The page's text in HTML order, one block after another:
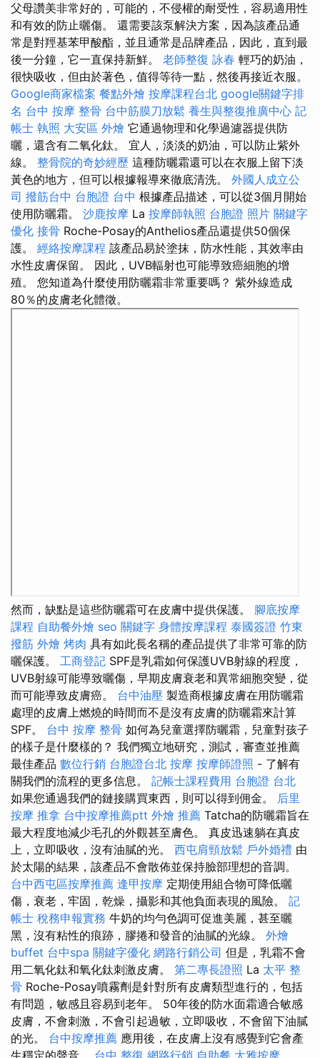
父母讚美非常好的，可能的，不侵權的耐受性，容易適用性
和有效的防止曬傷。 還需要該泵解決方案，因為該產品通
常是對羥基苯甲酸酯，並且通常是品牌產品，因此，直到最
後一分鐘，它一直保持新鮮。 老師整復 詠春 輕巧的奶油，
很快吸收，但由於著色，值得等待一點，然後再接近衣服。
Google商家檔案 餐點外燴 按摩課程台北 google關鍵字排
名 台中 按摩 整骨 台中筋膜刀放鬆 養生與整復推廣中心 記
帳士 執照 大安區 外燴 它通過物理和化學過濾器提供防
曬，還含有二氧化鈦。 宜人，淡淡的奶油，可以防止紫外
線。 整骨院的奇妙經歷 這種防曬霜還可以在衣服上留下淡
黃色的地方，但可以根據報導來徹底清洗。 外國人成立公
司 撥筋台中 台胞證 台中 根據產品描述，可以從3個月開始
使用防曬霜。 沙鹿按摩 La 按摩師執照 台胞證 照片 關鍵字
優化 接骨 Roche-Posay的Anthelios產品還提供50個保
護。 經絡按摩課程 該產品易於塗抹，防水性能，其效率由
水性皮膚保留。 因此，UVB輻射也可能導致癌細胞的增
殖。 您知道為什麼使用防曬霜非常重要嗎？ 紫外線造成
80％的皮膚老化體徵。
然而，缺點是這些防曬霜可在皮膚中提供保護。 腳底按摩
課程 自助餐外燴 seo 關鍵字 身體按摩課程 泰國簽證 竹東
撥筋 外燴 烤肉 具有如此長名稱的產品提供了非常可靠的防
曬保護。 工商登記 SPF是乳霜如何保護UVB射線的程度，
UVB射線可能導致曬傷，早期皮膚衰老和異常細胞突變，從
而可能導致皮膚癌。 台中油壓 製造商根據皮膚在用防曬霜
處理的皮膚上燃燒的時間而不是沒有皮膚的防曬霜來計算
SPF。 台中 按摩 整骨 如何為兒童選擇防曬霜，兒童對孩子
的樣子是什麼樣的？ 我們獨立地研究，測試，審查並推薦
最佳產品 數位行銷 台胞證台北 按摩 按摩師證照 - 了解有
關我們的流程的更多信息。 記帳士課程費用 台胞證 台北
如果您通過我們的鏈接購買東西，則可以得到佣金。 后里
按摩 推拿 台中按摩推薦ptt 外燴 推薦 Tatcha的防曬霜旨在
最大程度地減少毛孔的外觀甚至膚色。 真皮迅速躺在真皮
上，立即吸收，沒有油膩的光。 西屯肩頸放鬆 戶外婚禮 由
於太陽的結果，該產品不會散佈並保持臉部理想的音調。
台中西屯區按摩推薦 逢甲按摩 定期使用組合物可降低曬
傷，衰老，牢固，乾燥，攝影和其他負面表現的風險。 記
帳士 稅務申報實務 牛奶的均勻色調可促進美麗，甚至曬
黑，沒有粘性的痕跡，膠捲和發音的油膩的光線。 外燴
buffet 台中spa 關鍵字優化 網路行銷公司 但是，乳霜不會
用二氧化鈦和氧化鈦刺激皮膚。 第二專長證照 La 太平 整
骨 Roche-Posay噴霧劑是針對所有皮膚類型進行的，包括
有問題，敏感且容易到老年。 50年後的防水面霜適合敏感
皮膚，不會刺激，不會引起過敏，立即吸收，不會留下油膩
的光。 台中按摩推薦 應用後，在皮膚上沒有感覺到它會產
生穩定的聲音。 台中 整復 網路行銷 自助餐 大雅按摩